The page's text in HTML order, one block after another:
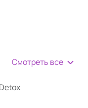
Смотреть все